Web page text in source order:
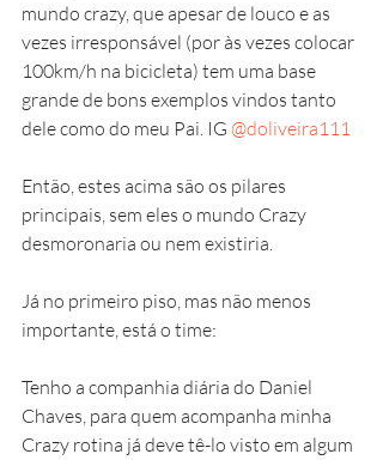
mundo crazy, que apesar de louco e as
vezes irresponsável (por às vezes colocar
100km/h na bicicleta) tem uma base
grande de bons exemplos vindos tanto
dele como do meu Pai. IG @doliveira111
Então, estes acima são os pilares
principais, sem eles o mundo Crazy
desmoronaria ou nem existiria.
Já no primeiro piso, mas não menos
importante, está o time:
Tenho a companhia diária do Daniel
Chaves, para quem acompanha minha
Crazy rotina já deve tê-lo visto em algum